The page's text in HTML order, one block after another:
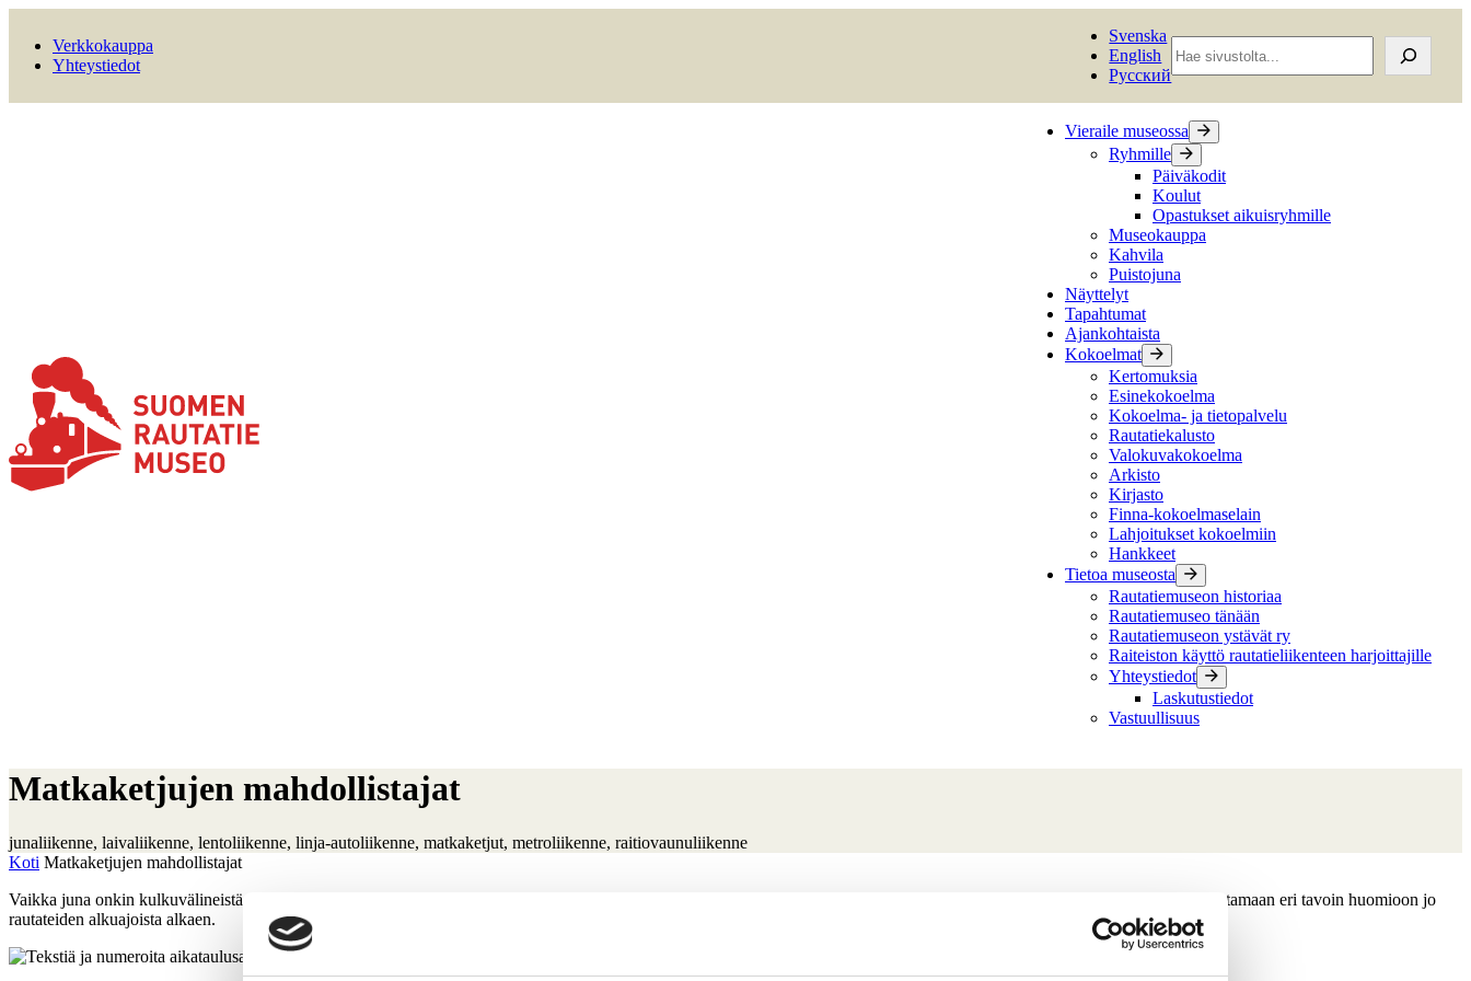
Verkkokauppa
Yhteystiedot
Svenska
English
Русский
sivustolta
Vieraile museossa
Ryhmille
Päiväkodit
Koulut
Opastukset aikuisryhmille
Museokauppa
Kahvila
Puistojuna
Näyttelyt
Tapahtumat
Ajankohtaista
Kokoelmat
Kertomuksia
Esinekokoelma
Kokoelma- ja tietopalvelu
Rautatiekalusto
Valokuvakokoelma
Arkisto
Kirjasto
Finna-kokoelmaselain
Lahjoitukset kokoelmiin
Hankkeet
Tietoa museosta
Rautatiemuseon historiaa
Rautatiemuseo tänään
Rautatiemuseon ystävät ry
Raiteiston käyttö rautatieliikenteen harjoittajille
Yhteystiedot
Laskutustiedot
Vastuullisuus
Matkaketjujen mahdollistajat
junaliikenne, laivaliikenne, lentoliikenne, linja-autoliikenne, matkaketjut, metroliikenne, raitiovaunuliikenne
Koti Matkaketjujen mahdollistajat
Vaikka juna onkin kulkuvälineistä verrattomin, tarvitaan joskus perille pääsyyn myös muitakin liikennemuotoja. Junaliikenteen ja muiden kulkuneuvojen yhteistyötä on pyritty ottamaan eri tavoin huomioon jo
rautateiden alkuajoista alkaen.